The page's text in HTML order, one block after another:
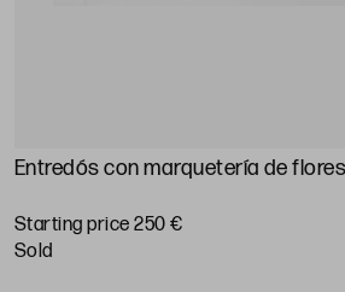
Entredós con marquetería de
Starting price 250 €
sold